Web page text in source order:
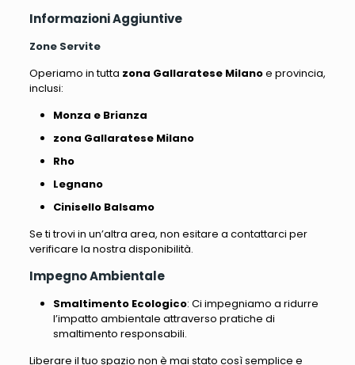
Informazioni Aggiuntive
Zone Servite
Operiamo in tutta zona Gallaratese Milanoe provincia,
inclusi:
Monza e Brianza
zona Gallaratese Milano
Rho
Legnano
Cinisello Balsamo
Se ti trovi in un’altra area, non esitare a contattarci per
verificare la nostra disponibilità.
Impegno Ambientale
Smaltimento Ecologico: Ci impegniamo a ridurre
l’impatto ambientale attraverso pratiche di
smaltimento responsabili.
Liberare il tuo spazio non è mai stato così semplice e